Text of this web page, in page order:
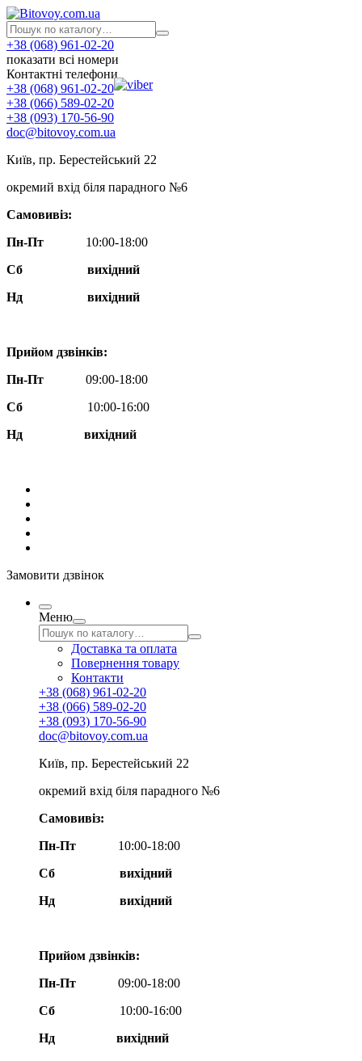
+38 (068) 961-02-20
показати всі номери
Контактні телефони
+38 (068) 961-02-20
+38 (066) 589-02-20
+38 (093) 170-56-90
doc@bitovoy.com.ua
Київ, пр. Берестейський 22
окремий вхід біля парадного №6
Самовивіз:
Пн-Пт
10:00-18:00
Сб
вихідний
Нд
вихідний
Прийом дзвінків:
Пн-Пт
09:00-18:00
Сб
10:00-16:00
Нд вихідний
Замовити дзвінок
Меню
Доставка та оплата
Повернення товару
Контакти
+38 (068) 961-02-20
+38 (066) 589-02-20
+38 (093) 170-56-90
doc@bitovoy.com.ua
Київ, пр. Берестейський 22
окремий вхід біля парадного №6
Самовивіз:
Пн-Пт
10:00-18:00
Сб
вихідний
Нд
вихідний
Прийом дзвінків:
Пн-Пт
09:00-18:00
Сб
10:00-16:00
Нд вихідний